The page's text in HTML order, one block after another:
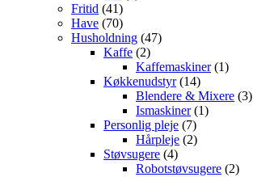
Fritid (41)
Have (70)
Husholdning (47)
Kaffe (2)
Kaffemaskiner(1)
Køkkenudstyr(14)
Blendere & Mixere (3)
Ismaskiner(1)
Personlig pleje (7)
Hårpleje (2)
Støvsugere (4)
Robotstøvsugere (2)